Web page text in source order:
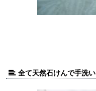
全て天然石けんで手洗い